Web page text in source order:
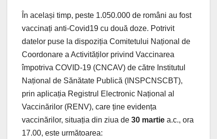
În același timp, peste 1.050.000 de români au fost
vaccinați anti-Covid19 cu două doze. Potrivit
datelor puse la dispoziția Comitetului Național de
Coordonare a Activităților privind Vaccinarea
împotriva COVID-19 (CNCAV) de către Institutul
Național de Sănătate Publică (INSPCNSCBT),
prin aplicația Registrul Electronic Național al
Vaccinărilor (RENV), care ține evidența
vaccinărilor, situația din ziua de 30 martie a.c., ora
17.00, este următoarea: